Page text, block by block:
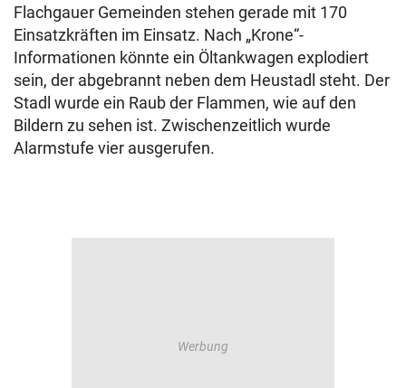
Flachgauer Gemeinden stehen gerade mit 170
Einsatzkräften im Einsatz. Nach „Krone“-
Informationen könnte ein Öltankwagen explodiert
sein, der abgebrannt neben dem Heustadl steht. Der
Stadl wurde ein Raub der Flammen, wie auf den
Bildern zu sehen ist. Zwischenzeitlich wurde
Alarmstufe vier ausgerufen.